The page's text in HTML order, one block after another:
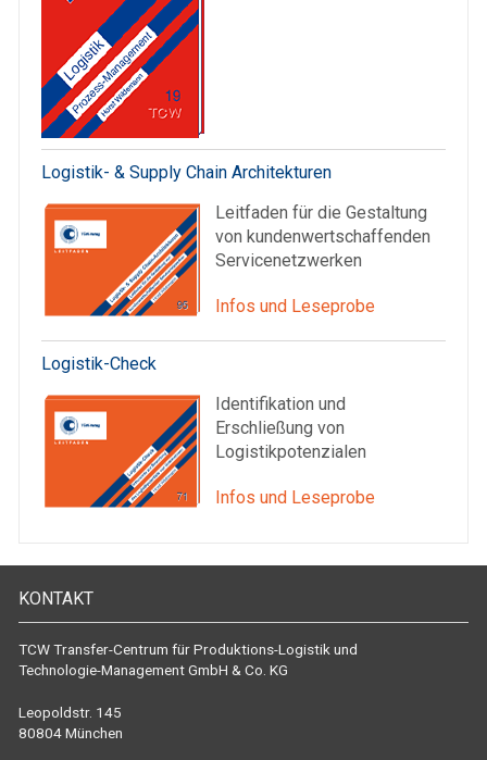
Logistik- & Supply Chain Architekturen
Leitfaden für die Gestaltung
von kundenwertschaffenden
Servicenetzwerken
Infos und Leseprobe
Logistik-Check
Identifikation und
Erschließung von
Logistikpotenzialen
Infos und Leseprobe
KONTAKT
TCW Transfer-Centrum für Produktions-Logistik und
Technologie-Management GmbH & Co. KG
Leopoldstr. 145
80804 München